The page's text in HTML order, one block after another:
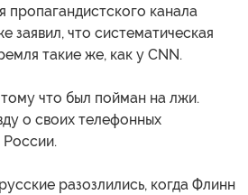
пропагандистского канала
заявил, что систематическая
такие же, как у CNN.
что был пойман на лжи.
о своих телефонных
России.
разозлились, когда Флинн